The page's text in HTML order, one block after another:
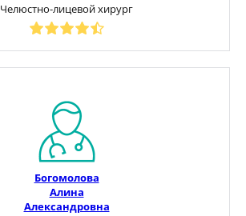
Челюстно-лицевой хирург
Богомолова
Алина
Александровна